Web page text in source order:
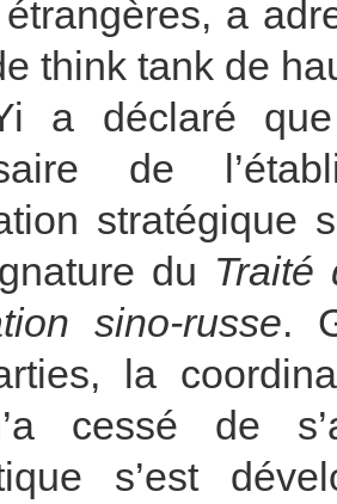
a
think tank de
a déclaré
de
stratégique
du Traité
sino-russe.
la
cessé de
s’est